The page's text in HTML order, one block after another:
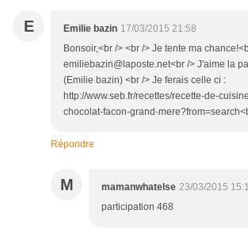
E Emilie bazin 17/03/2015 21:58
Bonsoir,<br /> <br /> Je tente ma
emiliebazin@laposte.net<br /> J'aime la
(Emilie bazin) <br /> Je ferais celle ci :
http://www.seb.fr/recettes/recette-de-
chocolat-facon-grand-
Répondre
M mamanwhatelse 23/03/2015
participation 468